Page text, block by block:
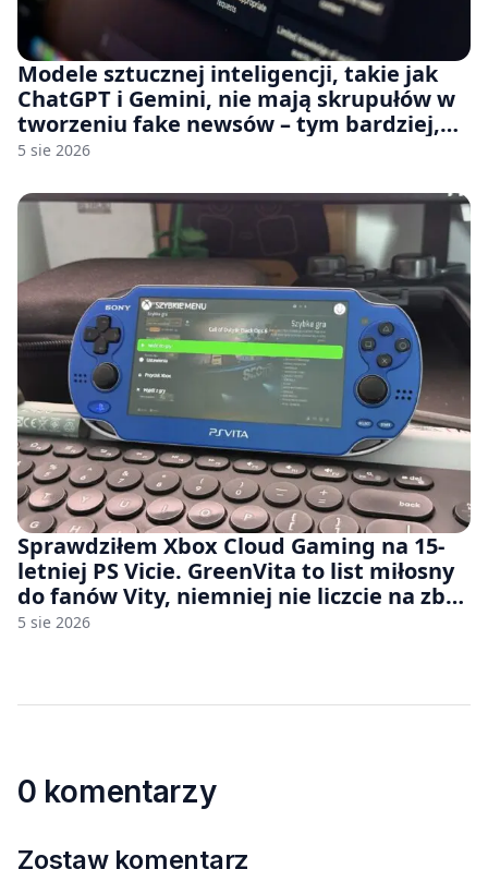
Modele sztucznej inteligencji, takie jak
ChatGPT i Gemini, nie mają skrupułów w
tworzeniu fake newsów – tym bardziej,
jeśli rozmawiasz z nimi po polsku
5 sie 2026
Sprawdziłem Xbox Cloud Gaming na 15-
letniej PS Vicie. GreenVita to list miłosny
do fanów Vity, niemniej nie liczcie na zbyt
wiele [FELIETON]
5 sie 2026
0 komentarzy
Zostaw komentarz